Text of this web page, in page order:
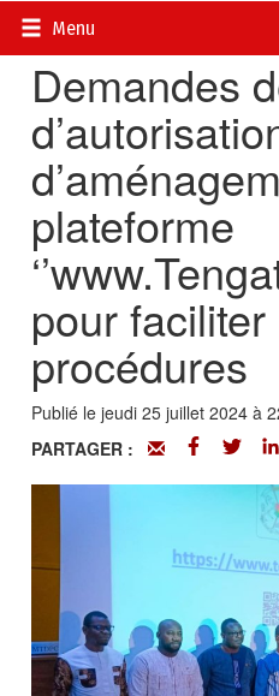
Menu
Accueil>
Demandes
plateforme
pour faciliter
procédures
Publié le jeudi 25 juillet 2024 à
PARTAGER :